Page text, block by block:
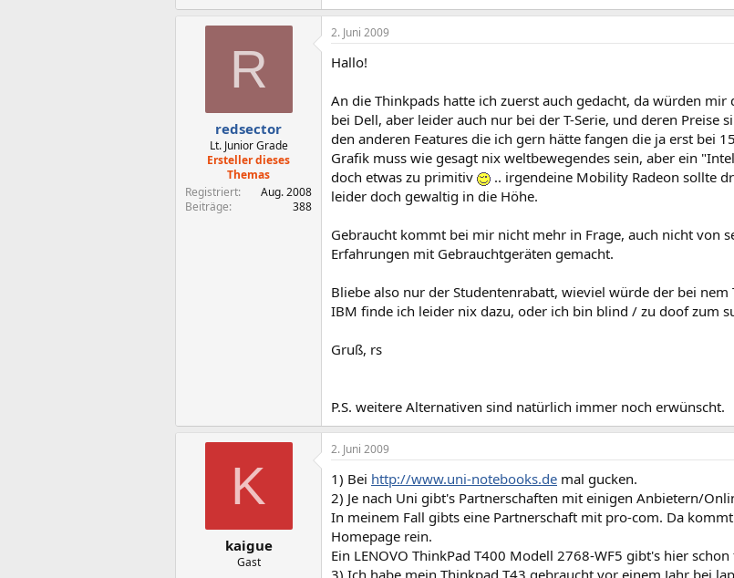
R
redsector
Lt. Junior Grade
Ersteller dieses
Themas
Registriert
Aug. 2008
Beiträge
388
2. Juni 2009
Hallo!
An die Thinkpads hatte ich zuerst auch gedacht, da würden
bei Dell, aber leider auch nur bei der T-Serie, und deren
den anderen Features die ich gern hätte fangen die ja erst bei
Grafik muss wie gesagt nix weltbewegendes sein, aber ein
doch etwas zu primitiv
.. irgendeine Mobility Radeon sollte
leider doch gewaltig in die Höhe.
Gebraucht kommt bei mir nicht mehr in Frage, auch nicht von
Erfahrungen mit Gebrauchtgeräten gemacht.
Bliebe also nur der Studentenrabatt, wieviel würde der bei
IBM finde ich leider nix dazu, oder ich bin blind / zu doof zum
Gruß, rs
P.S. weitere Alternativen sind natürlich immer noch erwünscht.
K
kaigue
Gast
2. Juni 2009
1) Bei http://www.uni-notebooks.de mal gucken.
2) Je nach Uni gibt's Partnerschaften mit einigen Anbietern/
In meinem Fall gibts eine Partnerschaft mit pro-com. Da
Homepage rein.
Ein LENOVO ThinkPad T400 Modell 2768-WF5 gibt's hier
3) Ich habe mein Thinkpad T43 gebraucht vor einem Jahr bei